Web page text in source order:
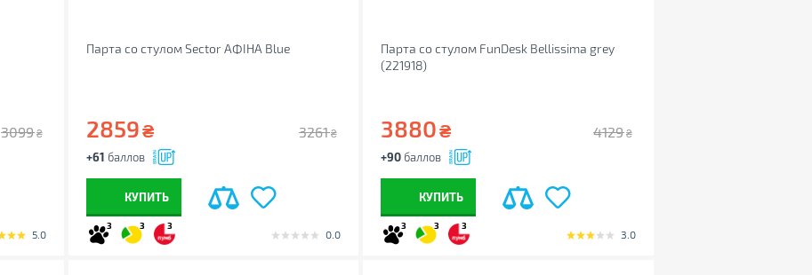
3099 ₴
5.0
Парта со стулом Sector АФІНА Blue
2859₴ 3261 ₴
+61 баллов
КУПИТЬ
3 3 3
0.0
Парта со стулом FunDesk Bellissima grey
(221918)
3880₴ 4129 ₴
+90 баллов
КУПИТЬ
3 3 3
3.0